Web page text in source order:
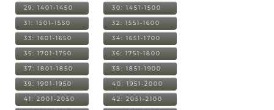
29: 1401-1450 30: 1451-1500
31: 1501-1550 32: 1551-1600
33: 1601-1650 34: 1651-1700
35: 1701-1750 36: 1751-1800
37: 1801-1850 38: 1851-1900
39: 1901-1950 40: 1951-2000
41: 2001-2050 42: 2051-2100